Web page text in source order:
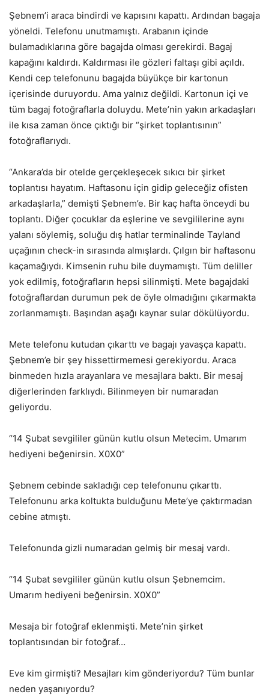
Şebnem’i araca bindirdi ve kapısını kapattı. Ardından bagaja
yöneldi. Telefonu unutmamıştı. Arabanın içinde
bulamadıklarına göre bagajda olması gerekirdi. Bagaj
kapağını kaldırdı. Kaldırması ile gözleri faltaşı gibi açıldı.
Kendi cep telefonunu bagajda büyükçe bir kartonun
içerisinde duruyordu. Ama yalnız değildi. Kartonun içi ve
tüm bagaj fotoğraflarla doluydu. Mete’nin yakın arkadaşları
ile kısa zaman önce çıktığı bir “şirket toplantısının”
fotoğraflarıydı.
“Ankara’da bir otelde gerçekleşecek sıkıcı bir şirket
toplantısı hayatım. Haftasonu için gidip geleceğiz ofisten
arkadaşlarla,” demişti Şebnem’e. Bir kaç hafta önceydi bu
toplantı. Diğer çocuklar da eşlerine ve sevgililerine aynı
yalanı söylemiş, soluğu dış hatlar terminalinde Tayland
uçağının check-in sırasında almışlardı. Çılgın bir haftasonu
kaçamağıydı. Kimsenin ruhu bile duymamıştı. Tüm deliller
yok edilmiş, fotoğrafların hepsi silinmişti. Mete bagajdaki
fotoğraflardan durumun pek de öyle olmadığını çıkarmakta
zorlanmamıştı. Başından aşağı kaynar sular dökülüyordu.
Mete telefonu kutudan çıkarttı ve bagajı yavaşça kapattı.
Şebnem’e bir şey hissettirmemesi gerekiyordu. Araca
binmeden hızla arayanlara ve mesajlara baktı. Bir mesaj
diğerlerinden farklıydı. Bilinmeyen bir numaradan
geliyordu.
“14 Şubat sevgililer günün kutlu olsun Metecim. Umarım
hediyeni beğenirsin. X0X0”
Şebnem cebinde sakladığı cep telefonunu çıkarttı.
Telefonunu arka koltukta bulduğunu Mete’ye çaktırmadan
cebine atmıştı.
Telefonunda gizli numaradan gelmiş bir mesaj vardı.
“14 Şubat sevgililer günün kutlu olsun Şebnemcim.
Umarım hediyeni beğenirsin. X0X0”
Mesaja bir fotoğraf eklenmişti. Mete’nin şirket
toplantısından bir fotoğraf…
Eve kim girmişti? Mesajları kim gönderiyordu? Tüm bunlar
neden yaşanıyordu?